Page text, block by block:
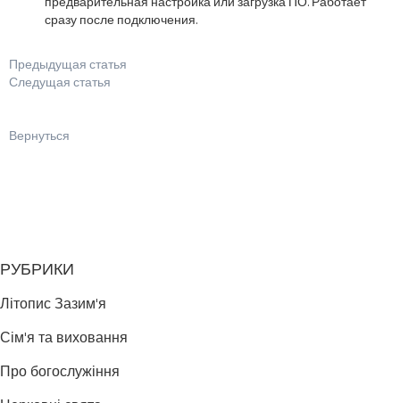
сразу после подключения.
Предыдущая статья
Следущая статья
Вернуться
РУБРИКИ
Літопис Зазим'я
Сім'я та виховання
Про богослужіння